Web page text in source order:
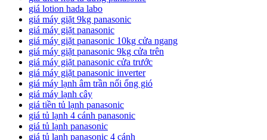
giá lotion hada labo
giá máy giặt 9kg panasonic
giá máy giặt panasonic
giá máy giặt panasonic 10kg cửa ngang
giá máy giặt panasonic 9kg cửa trên
giá máy giặt panasonic cửa trước
giá máy giặt panasonic inverter
giá máy lạnh âm trần nối ống gió
giá máy lạnh cây
giá tiền tủ lạnh panasonic
giá tủ lạnh 4 cánh panasonic
giá tủ lạnh panasonic
giá tủ lạnh panasonic 4 cánh